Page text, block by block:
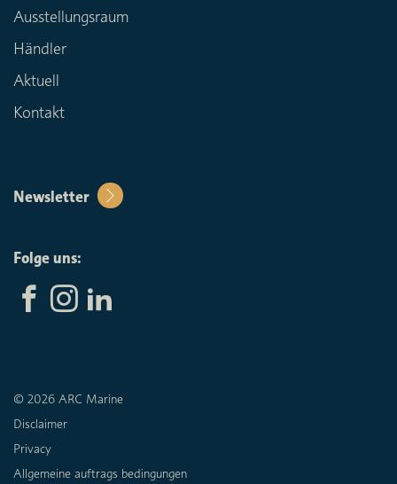
Ausstellungsraum
Händler
Aktuell
Kontakt
Newsletter
Folge uns:
© 2026 ARC Marine
Disclaimer
Privacy
Allgemeine auftrags bedingungen